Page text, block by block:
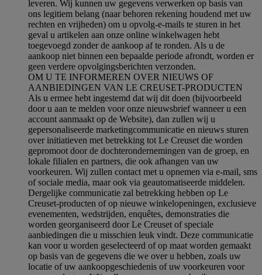
leveren. Wij kunnen uw gegevens verwerken op basis van
ons legitiem belang (naar behoren rekening houdend met uw
rechten en vrijheden) om u opvolg-e-mails te sturen in het
geval u artikelen aan onze online winkelwagen hebt
toegevoegd zonder de aankoop af te ronden. Als u de
aankoop niet binnen een bepaalde periode afrondt, worden er
geen verdere opvolgingsberichten verzonden.
OM U TE INFORMEREN OVER NIEUWS OF
AANBIEDINGEN VAN LE CREUSET-PRODUCTEN
Als u ermee hebt ingestemd dat wij dit doen (bijvoorbeeld
door u aan te melden voor onze nieuwsbrief wanneer u een
account aanmaakt op de Website), dan zullen wij u
gepersonaliseerde marketingcommunicatie en nieuws sturen
over initiatieven met betrekking tot Le Creuset die worden
gepromoot door de dochterondernemingen van de groep, en
lokale filialen en partners, die ook afhangen van uw
voorkeuren. Wij zullen contact met u opnemen via e-mail, sms
of sociale media, maar ook via geautomatiseerde middelen.
Dergelijke communicatie zal betrekking hebben op Le
Creuset-producten of op nieuwe winkelopeningen, exclusieve
evenementen, wedstrijden, enquêtes, demonstraties die
worden georganiseerd door Le Creuset of speciale
aanbiedingen die u misschien leuk vindt. Deze communicatie
kan voor u worden geselecteerd of op maat worden gemaakt
op basis van de gegevens die we over u hebben, zoals uw
locatie of uw aankoopgeschiedenis of uw voorkeuren voor